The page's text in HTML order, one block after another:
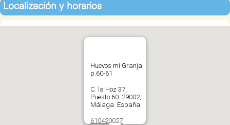
Localización y horarios
Huevos mi Granja
p.60-61
C. la Hoz 37,
Puesto 60. 29002,
Málaga. España
610420027